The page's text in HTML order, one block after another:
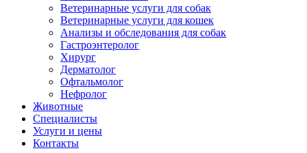
Ветеринарные услуги для собак
Ветеринарные услуги для кошек
Анализы и обследования для собак
Гастроэнтеролог
Хирург
Дерматолог
Офтальмолог
Нефролог
Животные
Специалисты
Услуги и цены
Контакты